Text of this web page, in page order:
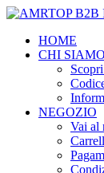
HOME
CHI SIAMO
NEGOZIO
Vai al